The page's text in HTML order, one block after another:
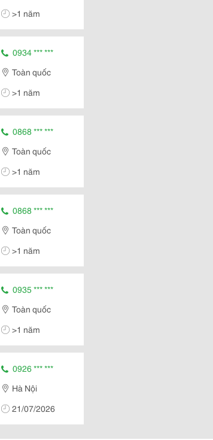
>1 năm
0934 *** ***
Toàn quốc
>1 năm
0868 *** ***
Toàn quốc
>1 năm
0868 *** ***
Toàn quốc
>1 năm
0935 *** ***
Toàn quốc
>1 năm
0926 *** ***
Hà Nội
21/07/2026